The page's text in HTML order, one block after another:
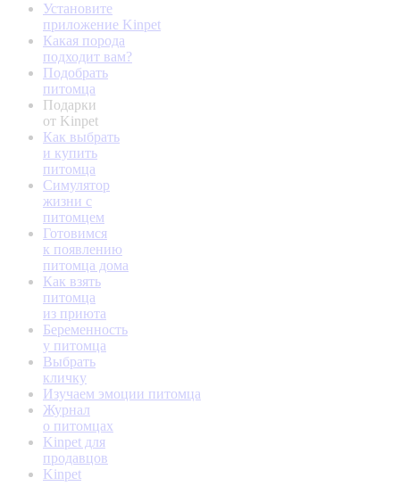
Установите
приложение Kinpet
Какая порода
подходит вам?
Подобрать
питомца
Подарки
от Kinpet
Как выбрать
и купить
питомца
Симулятор
жизни с
питомцем
Готовимся
к появлению
питомца дома
Как взять
питомца
из приюта
Беременность
у питомца
Выбрать
кличку
Изучаем эмоции питомца
Журнал
о питомцах
Kinpet для
продавцов
Kinpet